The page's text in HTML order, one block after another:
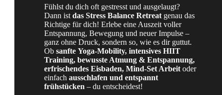
Fühlst du dich oft gestresst und ausgelaugt?
Dann ist das Stress Balance Retreat genau das
Richtige für dich! Erlebe eine Auszeit voller
Entspannung, Bewegung und neuer Impulse –
ganz ohne Druck, sondern so, wie es dir guttut.
Ob sanfte Yoga-Mobility, intensives HIIT
Training, bewusste Atmung & Entspannung,
erfrischendes Eisbaden, Mind-Set Arbeit oder
einfach ausschlafen und entspannt
frühstücken – du entscheidest!